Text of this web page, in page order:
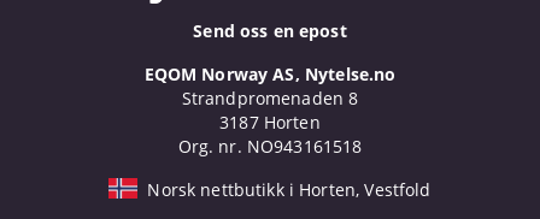
Send oss en epost
EQOM Norway AS, Nytelse.no
Strandpromenaden 8
3187 Horten
Org. nr. NO943161518
Norsk nettbutikk i Horten, Vestfold